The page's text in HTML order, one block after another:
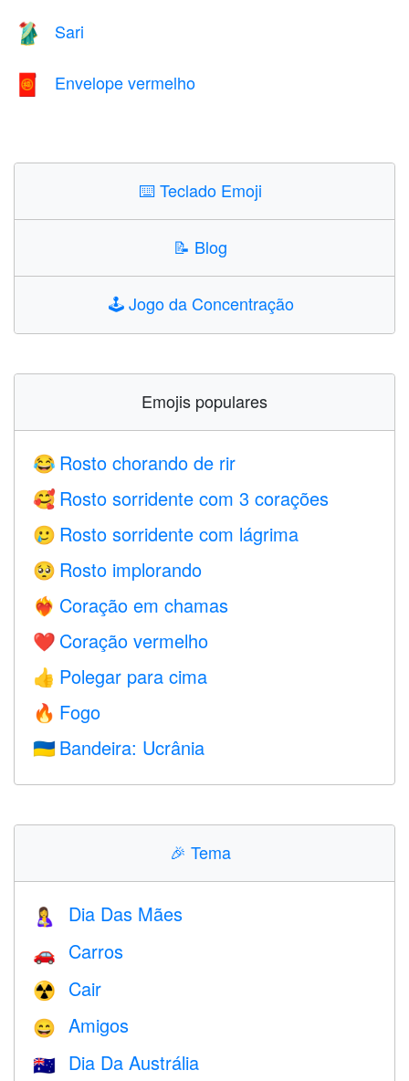
🥻 Sari
🧧 Envelope vermelho
⌨️Teclado Emoji
📝 Blog
🕹️Jogo da Concentração
Emojis populares
😂 Rosto chorando de rir
🥰 Rosto sorridente com 3 corações
🥲 Rosto sorridente com lágrima
🥺 Rosto implorando
❤️‍🔥 Coração em chamas
❤️ Coração vermelho
👍 Polegar para cima
🔥 Fogo
🇺🇦 Bandeira: Ucrânia
🎉 Tema
🤱 Dia Das Mães
🚗 Carros
☢️ Cair
😄 Amigos
🇦🇺 Dia Da Austrália